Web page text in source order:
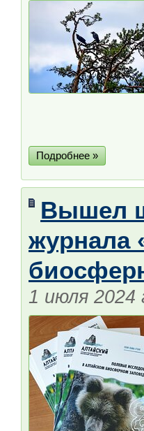
Подробнее »
Вышел
журнала
1 июля 2024